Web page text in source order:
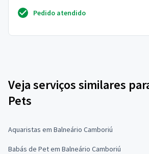
Pedido atendido
Veja serviços similares
Pets
Aquaristas em Balneário Camboriú
Babás de Pet em Balneário Camboriú